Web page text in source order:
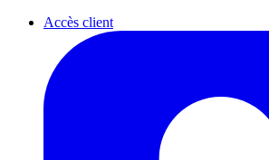
Accès client